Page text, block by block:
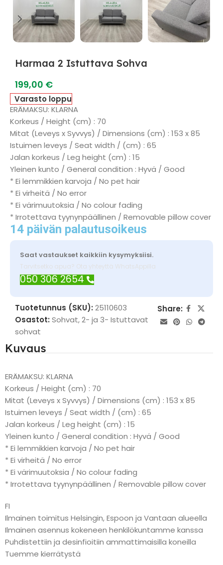
Harmaa 2 Istuttava Sohva
199,00 €
Varasto loppu
ERÄMAKSU: KLARNA
Korkeus / Height (cm) : 70
Mitat (Leveys x Syvvys) / Dimensions (cm) : 153 x 85
Istuimen leveys / Seat width / (cm) : 65
Jalan korkeus / Leg height (cm) : 15
Yleinen kunto / General condition : Hyvä / Good
* Ei lemmikkien karvoja / No pet hair
* Ei virheitä / No error
* Ei värimuutoksia / No colour fading
* Irrotettava tyynynpäällinen / Removable pillow cover
14 päivän palautusoikeus
Saat vastaukset kaikkiin kysymyksiisi.
Tarvitsetko apua? Ota yhteyttä WhatsAppilla
050 306 2654
Tuotetunnus (SKU): 25110603
Osastot: Sohvat,2- ja 3- Istuttavat
sohvat
Share:
Kuvaus
ERÄMAKSU: KLARNA
Korkeus / Height (cm) : 70
Mitat (Leveys x Syvvys) / Dimensions (cm) : 153 x 85
Istuimen leveys / Seat width / (cm) : 65
Jalan korkeus / Leg height (cm) : 15
Yleinen kunto / General condition : Hyvä / Good
* Ei lemmikkien karvoja / No pet hair
* Ei virheitä / No error
* Ei värimuutoksia / No colour fading
* Irrotettava tyynynpäällinen / Removable pillow cover
FI
Ilmainen toimitus Helsingin, Espoon ja Vantaan alueella
Ilmainen asennus kokeneen henkilökuntamme kanssa
Puhdistettiin ja desinfioitiin ammattimaisilla koneilla
Tuemme kierrätystä